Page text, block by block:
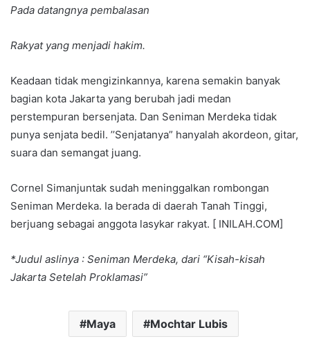
Pada datangnya pembalasan
Rakyat yang menjadi hakim.
Keadaan tidak mengizinkannya, karena semakin banyak
bagian kota Jakarta yang berubah jadi medan
perstempuran bersenjata. Dan Seniman Merdeka tidak
punya senjata bedil. ’’Senjatanya” hanyalah akordeon, gitar,
suara dan semangat juang.
Cornel Simanjuntak sudah meninggalkan rombongan
Seniman Merdeka. Ia berada di daerah Tanah Tinggi,
berjuang sebagai anggota lasykar rakyat. [ INILAH.COM]
*Judul aslinya : Seniman Merdeka, dari “Kisah-kisah
Jakarta Setelah Proklamasi”
Maya Mochtar Lubis